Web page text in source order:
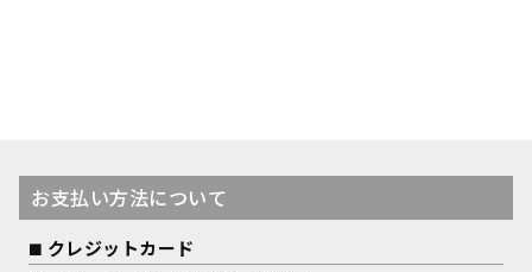
お支払い方法について
クレジットカード